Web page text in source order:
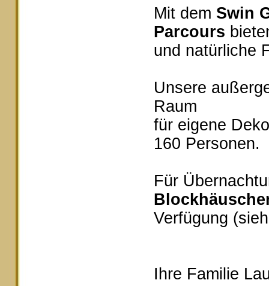
Mit dem Swin
Parcours
und natürliche
Unsere
Raum
für eigene
160 Personen.
Für
Verfügung
Ihre Familie